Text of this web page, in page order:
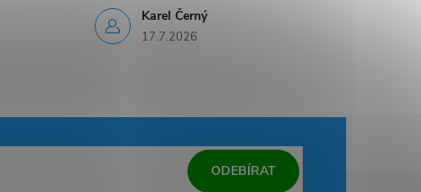
Karel Černý
17.7.2026
ODEBÍRAT